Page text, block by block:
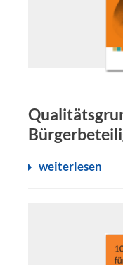
Das Poster hilft
weiterlesen